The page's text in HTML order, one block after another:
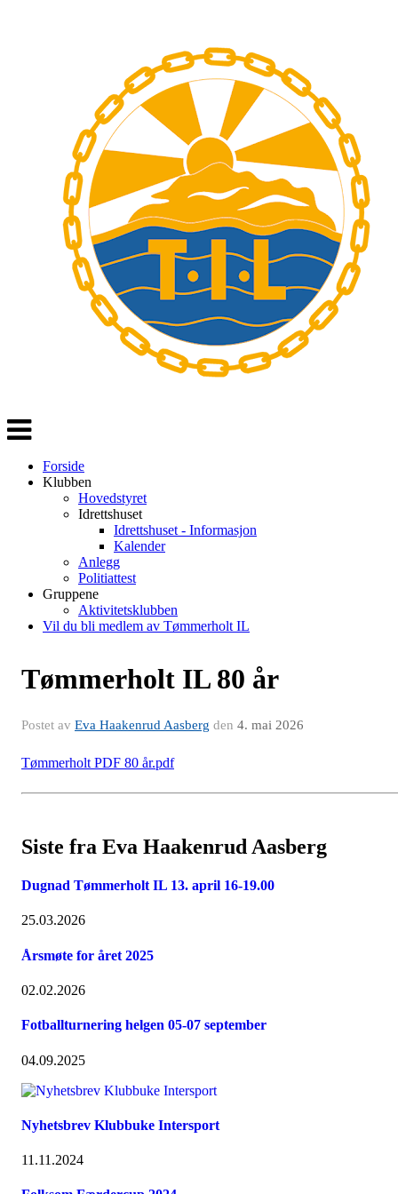
Veksle
navigasjon
Forside
Klubben
Hovedstyret
Idrettshuset
Idrettshuset - Informasjon
Kalender
Anlegg
Politiattest
Gruppene
Aktivitetsklubben
Vil du bli medlem av Tømmerholt IL
Tømmerholt IL 80 år
Postet av Eva Haakenrud Aasberg den 4. mai 2026
Tømmerholt PDF 80 år.pdf
Siste fra Eva Haakenrud Aasberg
Dugnad Tømmerholt IL 13. april 16-19.00
25.03.2026
Årsmøte for året 2025
02.02.2026
Fotballturnering helgen 05-07 september
04.09.2025
Nyhetsbrev Klubbuke Intersport
11.11.2024